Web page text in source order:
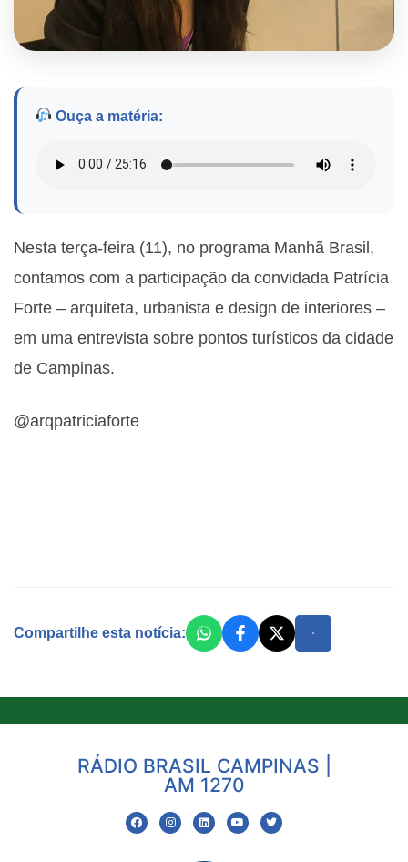
Ouça a matéria:
Nesta terça-feira (11), no programa Manhã Brasil,
contamos com a participação da convidada Patrícia
Forte – arquiteta, urbanista e design de interiores –
em uma entrevista sobre pontos turísticos da cidade
de Campinas.
@arqpatriciaforte
Compartilhe esta notícia:
RÁDIO BRASIL CAMPINAS |
AM 1270